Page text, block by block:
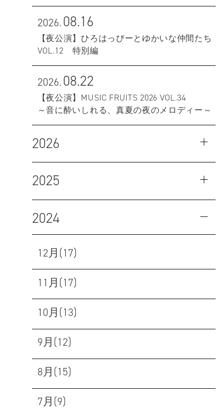
2026.08.16
【夜公演】ひろはっぴーとゆかいな仲間たち
VOL.12 特別編
2026.08.22
【夜公演】MUSIC FRUITS 2026 VOL.34
～音に酔いしれる、真夏の夜のメロディー～
2026
2025
2024
12月(17)
11月(17)
10月(13)
9月(12)
8月(15)
7月(9)